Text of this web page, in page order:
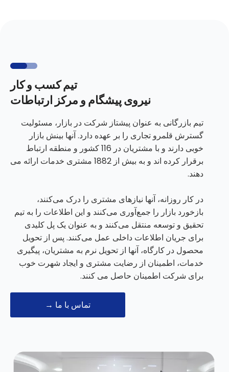
تیم کسب و کار
نیروی پیشگام و مرکز ارتباطات
تیم بازرگانی به عنوان پیشتاز شرکت در بازار، مسئولیت
گسترش قلمرو تجاری را بر عهده دارد. آنها بینش بازار
خوبی دارند و با مشتریان در 116 کشور و منطقه ارتباط
برقرار کرده اند و به بیش از 1882 مشتری خدمات ارائه می
دهند.
در کار روزانه، آنها نیازهای مشتری را درک می‌کنند،
بازخورد بازار را جمع‌آوری می‌کنند و این اطلاعات را به تیم
تحقیق و توسعه منتقل می‌کنند و به عنوان یک پل کلیدی
برای جریان اطلاعات داخلی عمل می‌کنند. پس از تحویل
محصول در کارگاه، آنها از تحویل نرم به مشتریان، پیگیری
خدمات، اطمینان از رضایت مشتری و ایجاد شهرت خوب
برای شرکت اطمینان حاصل می کنند.
تماس با ما →